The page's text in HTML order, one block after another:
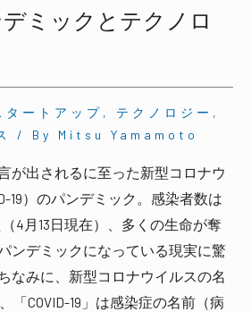
デミックとテクノロ
タートアップ , テクノロジー ,
/ By Mitsu Yamamoto
が出されるに至った新型コロナウ
19）のパンデミック。感染者数は
4月13日現在）、多くの生命が奪
ンデミックになっている現実に驚
なみに、新型コロナウイルスの名
「COVID-19」は感染症の名前（病